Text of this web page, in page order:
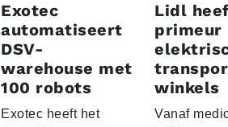
Exotec
automatiseert
DSV-
warehouse met
100 robots
Exotec heeft het
Lidl
primeur
winkels
Vanaf